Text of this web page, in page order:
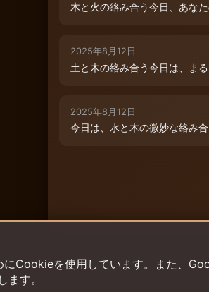
木と火の絡み合う今日、あな
2025年8月12日
土と木の絡み合う今日は、ま
2025年8月12日
今日は、水と木の微妙な絡み
にCookieを使用しています。また、
す。